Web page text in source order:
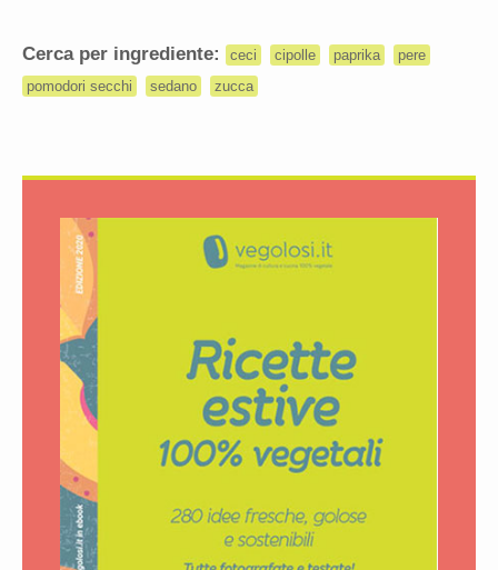
Cerca per ingrediente: ceci cipolle paprika
pere
pomodori secchi
sedano zucca